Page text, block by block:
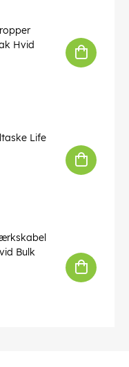
Hvid
Life
Bulk